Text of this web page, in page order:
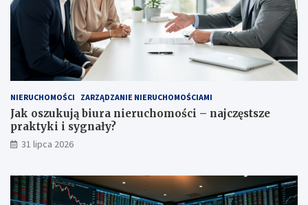
NIERUCHOMOŚCI ZARZĄDZANIE NIERUCHOMOŚCIAMI
Jak oszukują biura nieruchomości – najczęstsze
praktyki i sygnały?
31 lipca 2026